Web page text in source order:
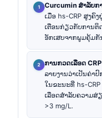
Curcumin ສຳລັບກ
ເມື່ອ hs-CRP ສູງຄົ
ເຕືອນກ່ຽວກັບການຕິ
ອັກເສບຈາກພູມຄຸ້ມກັ
ການກວດເລືອດ CRP
ລາຍງານວ່າເປັນຄ່າ
ໃນຂະນະທີ່ hs-
ເລືອດສຳລັບຄວາມສ່
>3 mg/L.